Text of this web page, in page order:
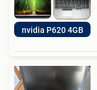
nvidia P620 4GB